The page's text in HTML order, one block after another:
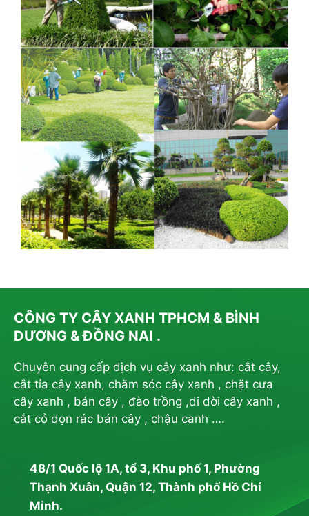
CÔNG TY CÂY XANH TPHCM & BÌNH
DƯƠNG & ĐỒNG NAI .
Chuyên cung cấp dịch vụ cây xanh như: cắt cây,
cắt tỉa cây xanh, chăm sóc cây xanh , chặt cưa
cây xanh , bán cây , đào trồng ,di dời cây xanh ,
cắt cỏ dọn rác bán cây , chậu canh ….
48/1 Quốc lộ 1A, tổ 3, Khu phố 1, Phường
Thạnh Xuân, Quận 12, Thành phố Hồ Chí
Minh.